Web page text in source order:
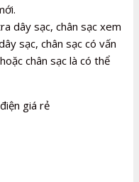
dây sạc, chân sạc xem
sạc, chân sạc có vấn
chân sạc là có thể